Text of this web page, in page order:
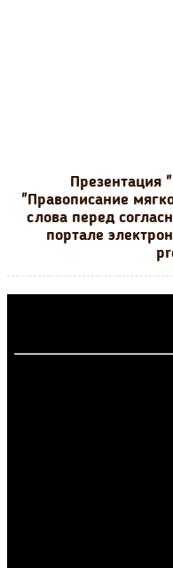
Презентация
"Правописание
слова перед
портале